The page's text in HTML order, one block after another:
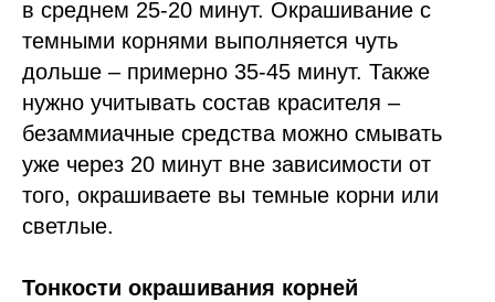
в среднем 25-20 минут. Окрашивание с
темными корнями выполняется чуть
дольше – примерно 35-45 минут. Также
нужно учитывать состав красителя –
безаммиачные средства можно смывать
уже через 20 минут вне зависимости от
того, окрашиваете вы темные корни или
светлые.
Тонкости окрашивания корней